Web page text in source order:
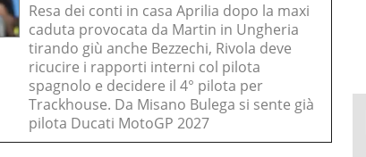
Resa dei conti in casa Aprilia dopo la maxi
caduta provocata da Martin in Ungheria
tirando giù anche Bezzechi, Rivola deve
ricucire i rapporti interni col pilota
spagnolo e decidere il 4° pilota per
Trackhouse. Da Misano Bulega si sente già
pilota Ducati MotoGP 2027